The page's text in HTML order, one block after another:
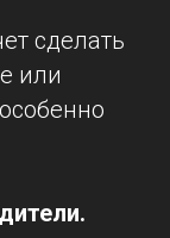
сделать
или